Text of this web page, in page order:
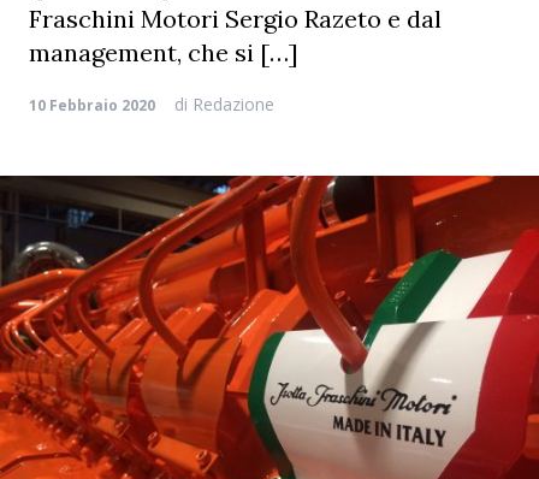
Fraschini Motori Sergio Razeto e dal
management, che si […]
10 Febbraio 2020 di Redazione